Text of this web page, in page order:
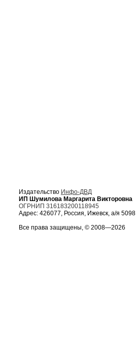
Издательство Инфо-ДВД
ИП Шумилова Маргарита Викторовна
ОГРНИП 316183200118945
Адрес: 426077, Россия, Ижевск, а/я 5098
Все права защищены, © 2008—2026